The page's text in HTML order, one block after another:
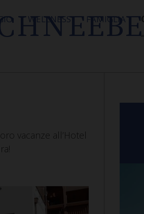
WELLNESS FAMIGLIA
vacanze all’Hotel